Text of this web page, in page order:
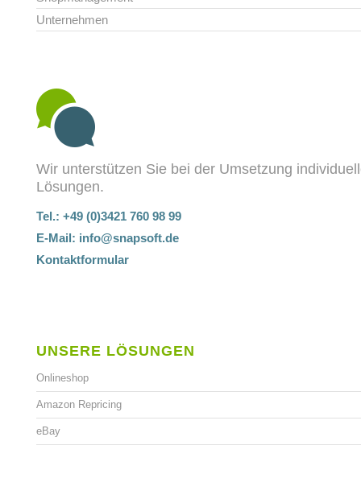
Unternehmen
Wir unterstützen Sie bei der Umsetzung
Lösungen.
Tel.: +49 (0)3421 760 98 99
E-Mail: info@snapsoft.de
Kontaktformular
UNSERE LÖSUNGEN
Onlineshop
Amazon Repricing
eBay